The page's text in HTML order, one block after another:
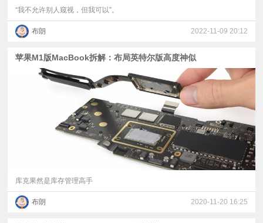
讯
评
普
“我不允许别人窥视，但我可以”。
布朗 2022-11-09 20:12
苹果M1版MacBook拆解：布局英特尔版高度神似
库克果然是库存管理高手
布朗 2020-11-20 16:25